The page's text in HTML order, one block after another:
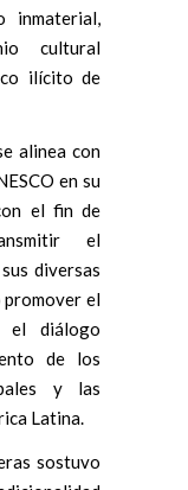
inmaterial,
cultural
ilícito de
alinea con
en su
el fin de
el
diversas
promover el
el diálogo
de los
y las
Latina.
sostuvo